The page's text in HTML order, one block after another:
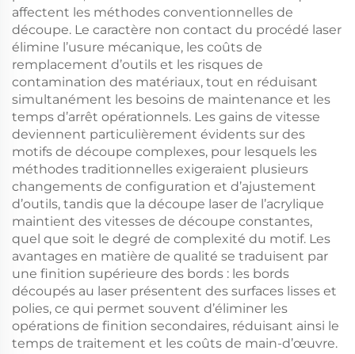
affectent les méthodes conventionnelles de
découpe. Le caractère non contact du procédé laser
élimine l’usure mécanique, les coûts de
remplacement d’outils et les risques de
contamination des matériaux, tout en réduisant
simultanément les besoins de maintenance et les
temps d’arrêt opérationnels. Les gains de vitesse
deviennent particulièrement évidents sur des
motifs de découpe complexes, pour lesquels les
méthodes traditionnelles exigeraient plusieurs
changements de configuration et d’ajustement
d’outils, tandis que la découpe laser de l’acrylique
maintient des vitesses de découpe constantes,
quel que soit le degré de complexité du motif. Les
avantages en matière de qualité se traduisent par
une finition supérieure des bords : les bords
découpés au laser présentent des surfaces lisses et
polies, ce qui permet souvent d’éliminer les
opérations de finition secondaires, réduisant ainsi le
temps de traitement et les coûts de main-d’œuvre.